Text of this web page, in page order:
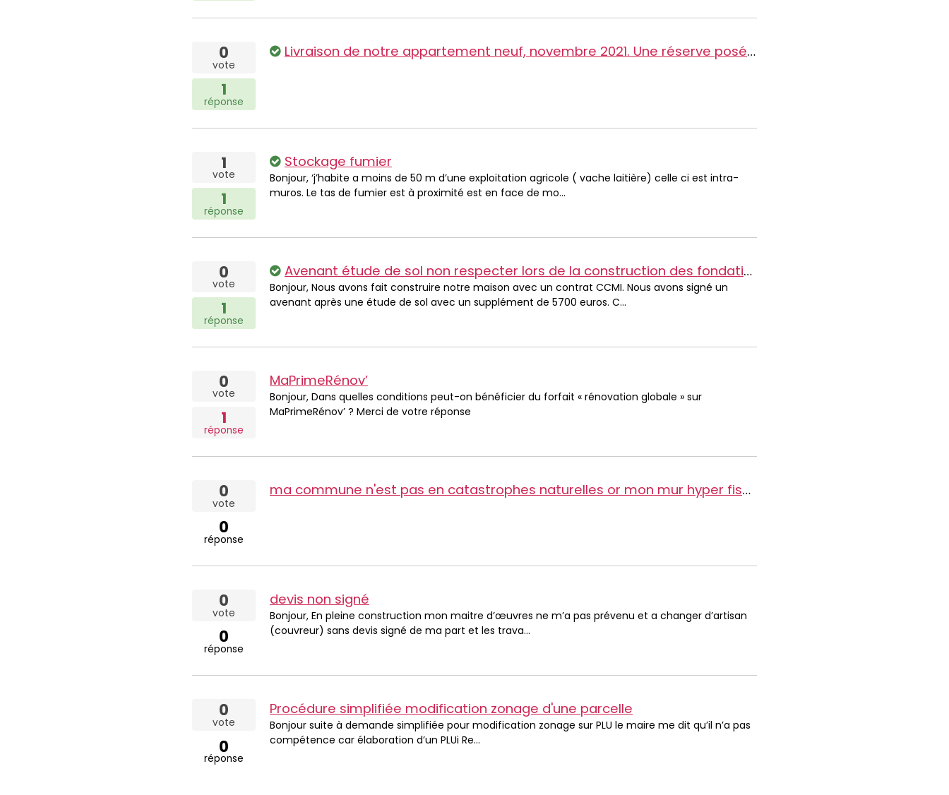
0
vote
1
réponse
Livraison de notre appartement neuf, novembre 2021. Une réserve posée à la livraison n'a pas été résolue trois ans plus tard. Comment faire ?
1
vote
1
réponse
Stockage fumier
Bonjour, ‘j’habite a moins de 50 m d’une exploitation agricole ( vache laitière) celle ci est intra-
muros. Le tas de fumier est à proximité est en face de mo...
0
vote
1
réponse
Avenant étude de sol non respecter lors de la construction des fondations
Bonjour, Nous avons fait construire notre maison avec un contrat CCMI. Nous avons signé un
avenant après une étude de sol avec un supplément de 5700 euros. C...
0
vote
1
réponse
MaPrimeRénov’
Bonjour, Dans quelles conditions peut-on bénéficier du forfait « rénovation globale » sur
MaPrimeRénov’ ? Merci de votre réponse
0
vote
0
réponse
ma commune n'est pas en catastrophes naturelles or mon mur hyper fissuré risque de tomber quel est mon recours
0
vote
0
réponse
devis non signé
Bonjour, En pleine construction mon maitre d’œuvres ne m’a pas prévenu et a changer d’artisan
(couvreur) sans devis signé de ma part et les trava...
0
vote
0
réponse
Procédure simplifiée modification zonage d'une parcelle
Bonjour suite à demande simplifiée pour modification zonage sur PLU le maire me dit qu’il n’a pas
compétence car élaboration d’un PLUi Re...